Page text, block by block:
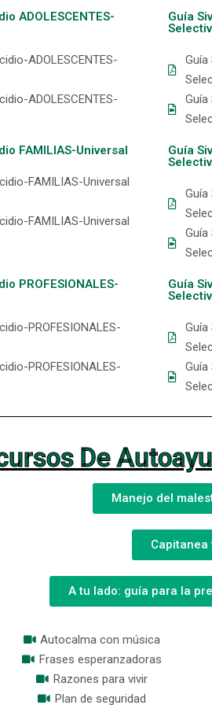
ADOLESCENTES-
ADOLESCENTES-
ADOLESCENTES-
Guía
Guía
Guía
FAMILIAS-Universal
FAMILIAS-Universal
FAMILIAS-Universal
Guía
PROFESIONALES-
PROFESIONALES-
PROFESIONALES-
Guía
Guía
Guía
De
Manejo del
A tu lado: guía para la
Autocalma con música
Frases esperanzadoras
Razones para vivir
Plan de seguridad